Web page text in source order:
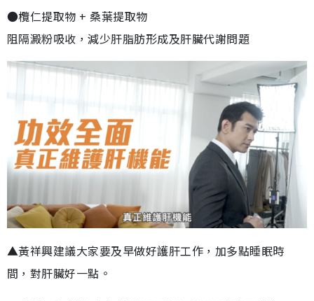
●欖仁提取物 + 桑葉提取物
阻隔澱粉吸收，減少肝脂肪形成及肝臟代謝問題
▲黃祥興建議大家要及早做好護肝工作，加多點睡眠時
間，對肝臟好一點。